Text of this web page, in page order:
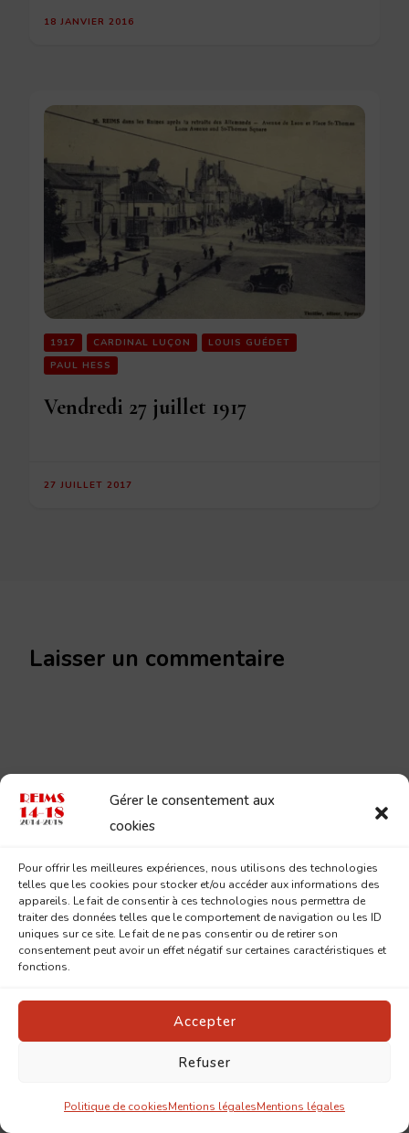
Gérer le consentement aux
cookies
Pour offrir les meilleures expériences, nous utilisons des technologies
telles que les cookies pour stocker et/ou accéder aux informations des
appareils. Le fait de consentir à ces technologies nous permettra de
traiter des données telles que le comportement de navigation ou les ID
uniques sur ce site. Le fait de ne pas consentir ou de retirer son
consentement peut avoir un effet négatif sur certaines caractéristiques et
fonctions.
Accepter
Refuser
Politique de cookiesMentions légalesMentions légales
18 JANVIER 2016
1917 CARDINAL LUÇON
LOUIS GUÉDET
PAUL HESS
Vendredi 27 juillet 1917
27 JUILLET 2017
Laisser un commentaire